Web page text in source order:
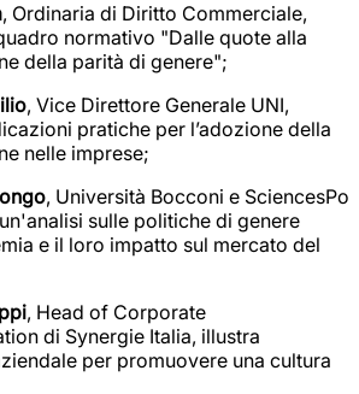
, Ordinaria di Diritto Commerciale,
normativo "Dalle quote alla
della parità di genere";
, Vice Direttore Generale UNI,
pratiche per l’adozione della
nelle imprese;
, Università Bocconi e SciencesPo
sulle politiche di genere
e il loro impatto sul mercato del
, Head of Corporate
di Synergie Italia, illustra
per promuovere una cultura